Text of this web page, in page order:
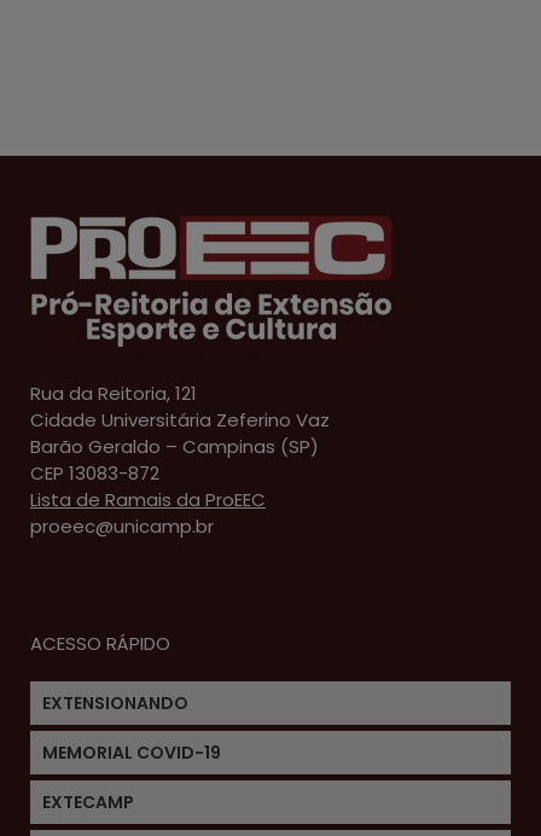
Rua da Reitoria, 121
Cidade Universitária Zeferino Vaz
Barão Geraldo – Campinas (SP)
CEP 13083-872
Lista de Ramais da ProEEC
proeec@unicamp.br
ACESSO RÁPIDO
EXTENSIONANDO
MEMORIAL COVID-19
EXTECAMP